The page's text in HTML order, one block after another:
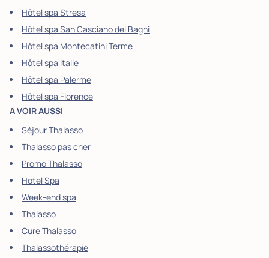
Hôtel spa Stresa
Hôtel spa San Casciano dei Bagni
Hôtel spa Montecatini Terme
Hôtel spa Italie
Hôtel spa Palerme
Hôtel spa Florence
A VOIR AUSSI
Séjour Thalasso
Thalasso pas cher
Promo Thalasso
Hotel Spa
Week-end spa
Thalasso
Cure Thalasso
Thalassothérapie